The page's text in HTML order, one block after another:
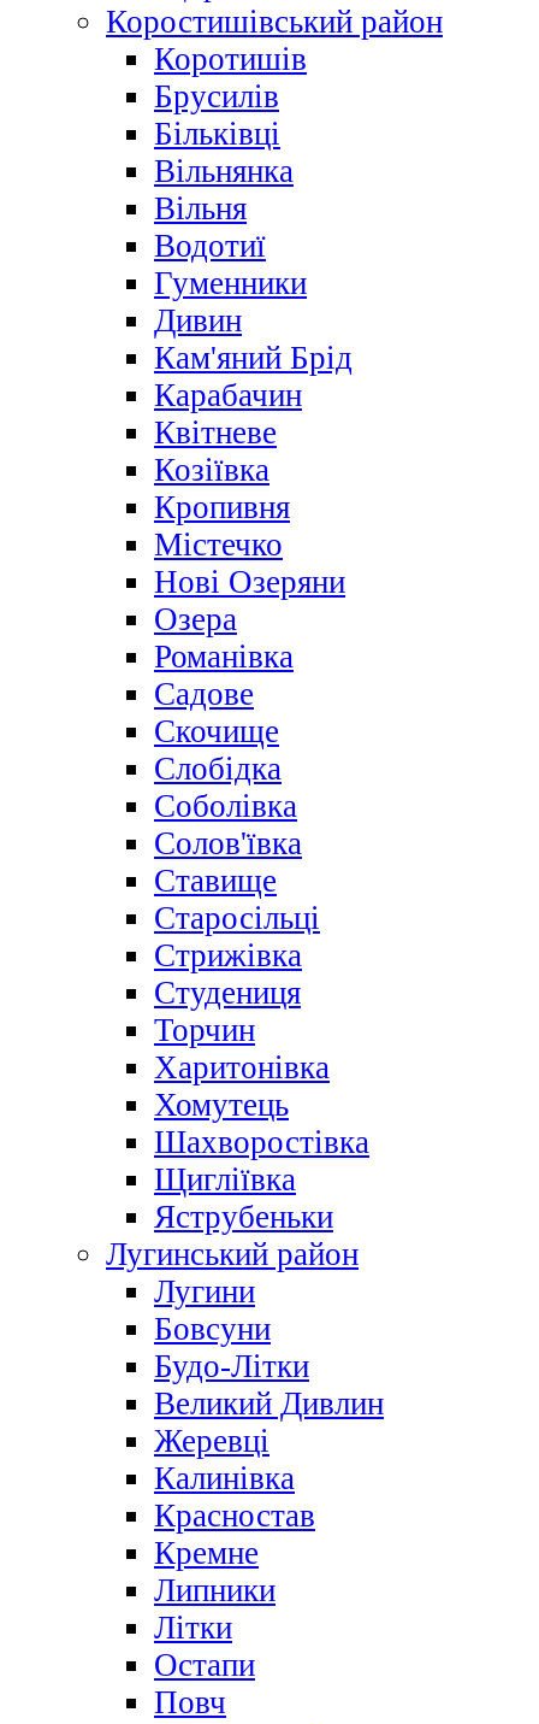
Коростишівський район
Коротишів
Брусилів
Більківці
Вільнянка
Вільня
Водотиї
Гуменники
Дивин
Кам'яний Брід
Карабачин
Квітневе
Козіївка
Кропивня
Містечко
Нові Озеряни
Озера
Романівка
Садове
Скочище
Слобідка
Соболівка
Солов'ївка
Ставище
Старосільці
Стрижівка
Студениця
Торчин
Харитонівка
Хомутець
Шахворостівка
Щигліївка
Яструбеньки
Лугинський район
Лугини
Бовсуни
Будо-Літки
Великий Дивлин
Жеревці
Калинівка
Красностав
Кремне
Липники
Літки
Остапи
Повч